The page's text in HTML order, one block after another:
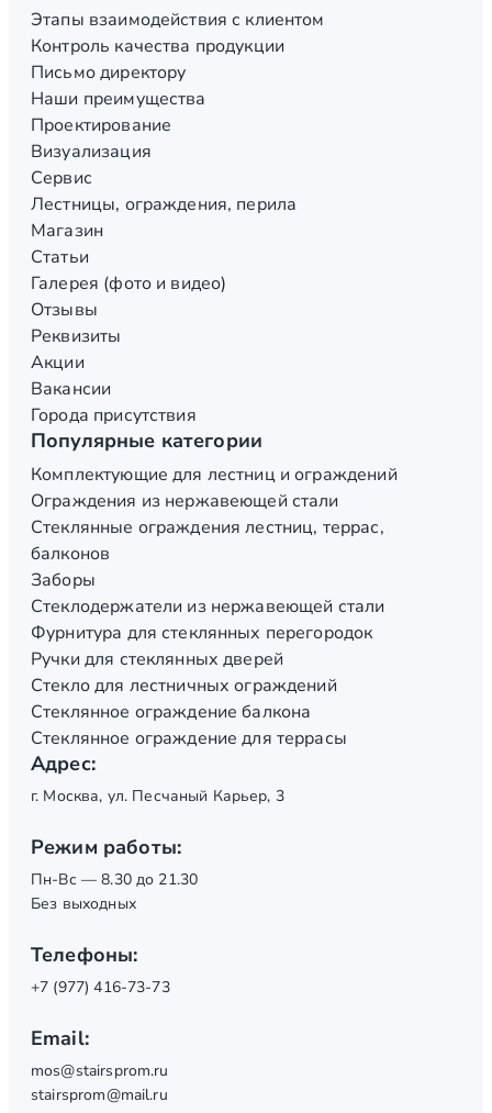
Этапы взаимодействия с клиентом
Контроль качества продукции
Письмо директору
Наши преимущества
Проектирование
Визуализация
Сервис
Лестницы, ограждения, перила
Магазин
Статьи
Галерея (фото и видео)
Отзывы
Реквизиты
Акции
Вакансии
Города присутствия
Популярные категории
Комплектующие для лестниц и ограждений
Ограждения из нержавеющей стали
Стеклянные ограждения лестниц, террас,
балконов
Заборы
Стеклодержатели из нержавеющей стали
Фурнитура для стеклянных перегородок
Ручки для стеклянных дверей
Стекло для лестничных ограждений
Стеклянное ограждение балкона
Стеклянное ограждение для террасы
Адрес:
г. Москва, ул. Песчаный Карьер, 3
Режим работы:
Пн-Вс — 8.30 до 21.30
Без выходных
Телефоны:
+7 (977) 416-73-73
Email:
mos@stairsprom.ru
stairsprom@mail.ru